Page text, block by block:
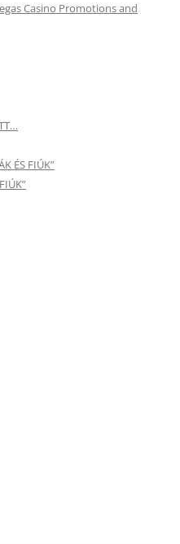
Casino Promotions and
ÉS FIÚK”